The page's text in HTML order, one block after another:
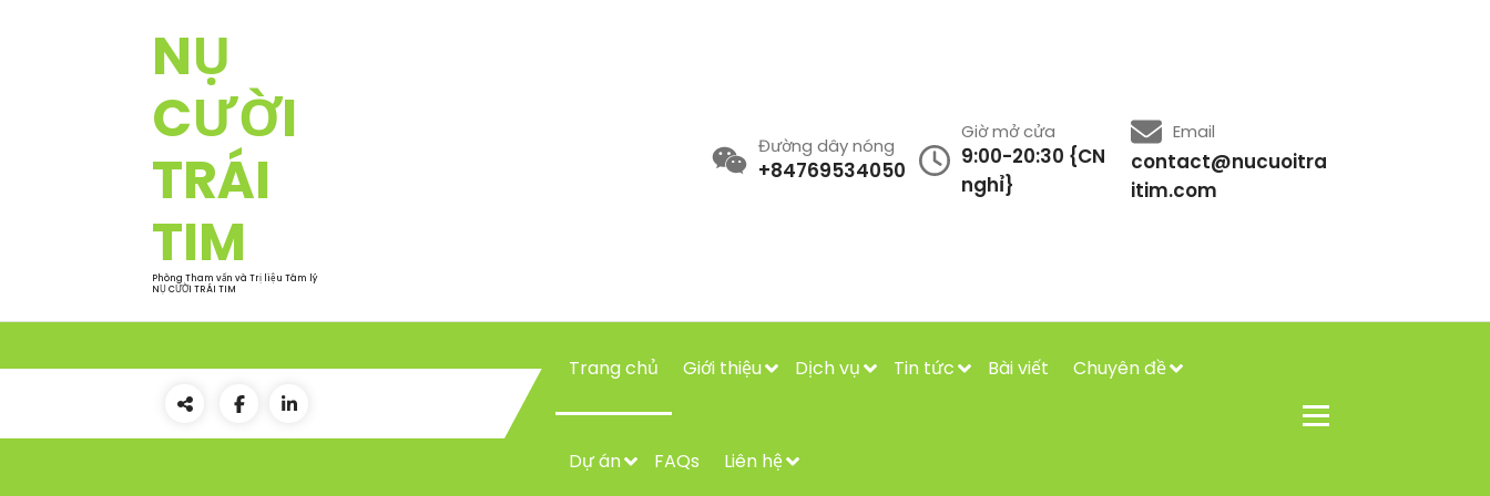
NỤ
CƯỜI
TRÁI
TIM
Phòng Tham vấn và Trị liệu Tâm lý
NỤ CƯỜI TRÁI TIM
Đường dây nóng
+84769534050
Giờ mở cửa
9:00-20:30 {CN
nghỉ}
Email
contact@nucuoitra
itim.com
Trang chủ Giới thiệu Dịch vụ Tin tức Bài viết Chuyên đề
Dự án FAQs Liên hệ